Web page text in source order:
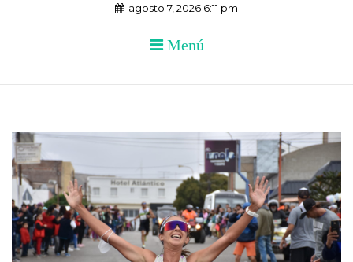
agosto 7, 2026 6:11 pm
Menú